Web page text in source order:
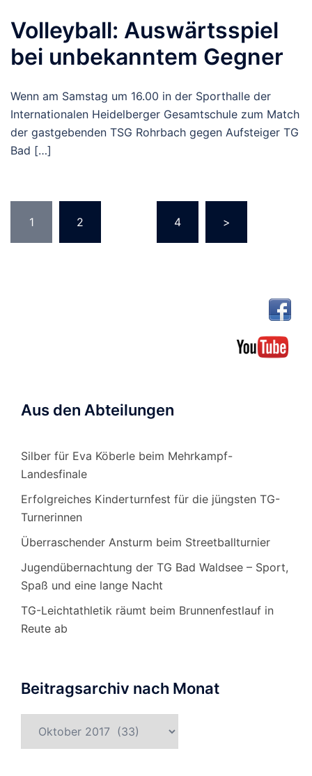
Volleyball: Auswärtsspiel
bei unbekanntem Gegner
Wenn am Samstag um 16.00 in der Sporthalle der
Internationalen Heidelberger Gesamtschule zum Match
der gastgebenden TSG Rohrbach gegen Aufsteiger TG
Bad […]
der
Beiträge
1 2 4 >
Aus den Abteilungen
Silber für Eva Köberle beim Mehrkampf-
Landesfinale
Erfolgreiches Kinderturnfest für die jüngsten TG-
Turnerinnen
Überraschender Ansturm beim Streetballturnier
Jugendübernachtung der TG Bad Waldsee – Sport,
Spaß und eine lange Nacht
TG-Leichtathletik räumt beim Brunnenfestlauf in
Reute ab
Beitragsarchiv nach Monat
nach